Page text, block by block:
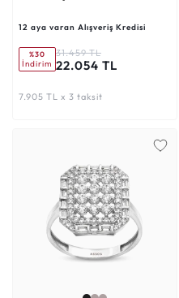
12 aya varan Alışveriş Kredisi
%30
İndirim
31.459 TL
22.054 TL
7.905 TL x 3 taksit